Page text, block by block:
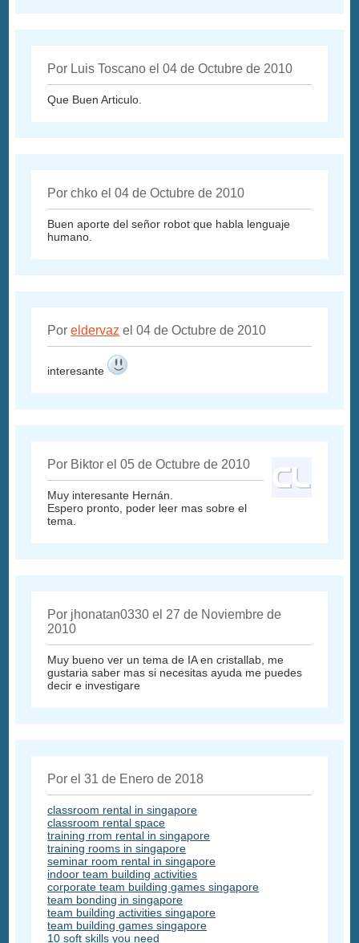
Por Luis Toscano el 04 de Octubre de 2010
Que Buen Articulo.
Por chko el 04 de Octubre de 2010
Buen aporte del señor robot que habla lenguaje
humano.
Poreldervaz el 04 de Octubre de 2010
interesante
Por Biktor el 05 de Octubre de 2010
Muy interesante Hernán.
Espero pronto, poder leer mas sobre el
tema.
Por jhonatan0330 el 27 de Noviembre de
2010
Muy bueno ver un tema de IA en cristallab, me
gustaria saber mas si necesitas ayuda me puedes
decir e investigare
Por el 31 de Enero de 2018
classroom rental in singapore
classroom rental space
training rrom rental in singapore
training rooms in singapore
seminar room rental in singapore
indoor team building activities
corporate team building games singapore
team bonding in singapore
team building activities singapore
team building games singapore
10 soft skills you need